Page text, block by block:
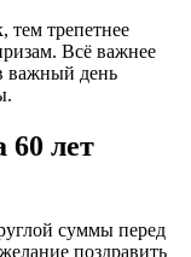
тем трепетнее
Всё важнее
важный день
60 лет
суммы перед
поздравить